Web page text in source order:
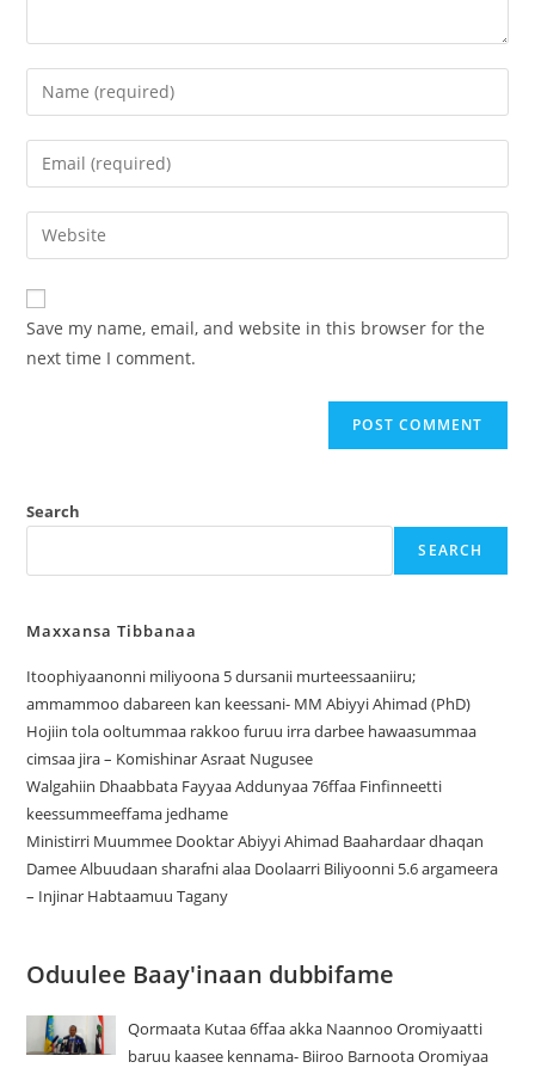
Save my name, email, and website in this browser for the
next time I comment.
Search
SEARCH
Maxxansa Tibbanaa
Itoophiyaanonni miliyoona 5 dursanii murteessaaniiru;
ammammoo dabareen kan keessani- MM Abiyyi Ahimad (PhD)
Hojiin tola ooltummaa rakkoo furuu irra darbee hawaasummaa
cimsaa jira – Komishinar Asraat Nugusee
Walgahiin Dhaabbata Fayyaa Addunyaa 76ffaa Finfinneetti
keessummeeffama jedhame
Ministirri Muummee Dooktar Abiyyi Ahimad Baahardaar dhaqan
Damee Albuudaan sharafni alaa Doolaarri Biliyoonni 5.6 argameera
– Injinar Habtaamuu Tagany
Oduulee Baay'inaan dubbifame
Qormaata Kutaa 6ffaa akka Naannoo Oromiyaatti
baruu kaasee kennama- Biiroo Barnoota Oromiyaa